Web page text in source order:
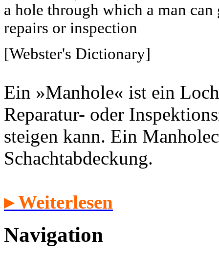
a hole through which a man
repairs or inspection
[Webster's Dictionary]
Ein »Manhole« ist ein
Reparatur- oder
steigen kann. Ein
Schachtabdeckung.
▸ Weiterlesen
Navigation